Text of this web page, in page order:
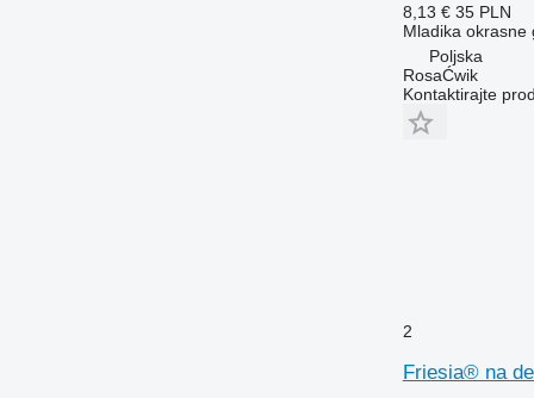
8,13 € 35 PLN
Mladika okrasne
Poljska
RosaĆwik
Kontaktirajte
2
Friesia® na